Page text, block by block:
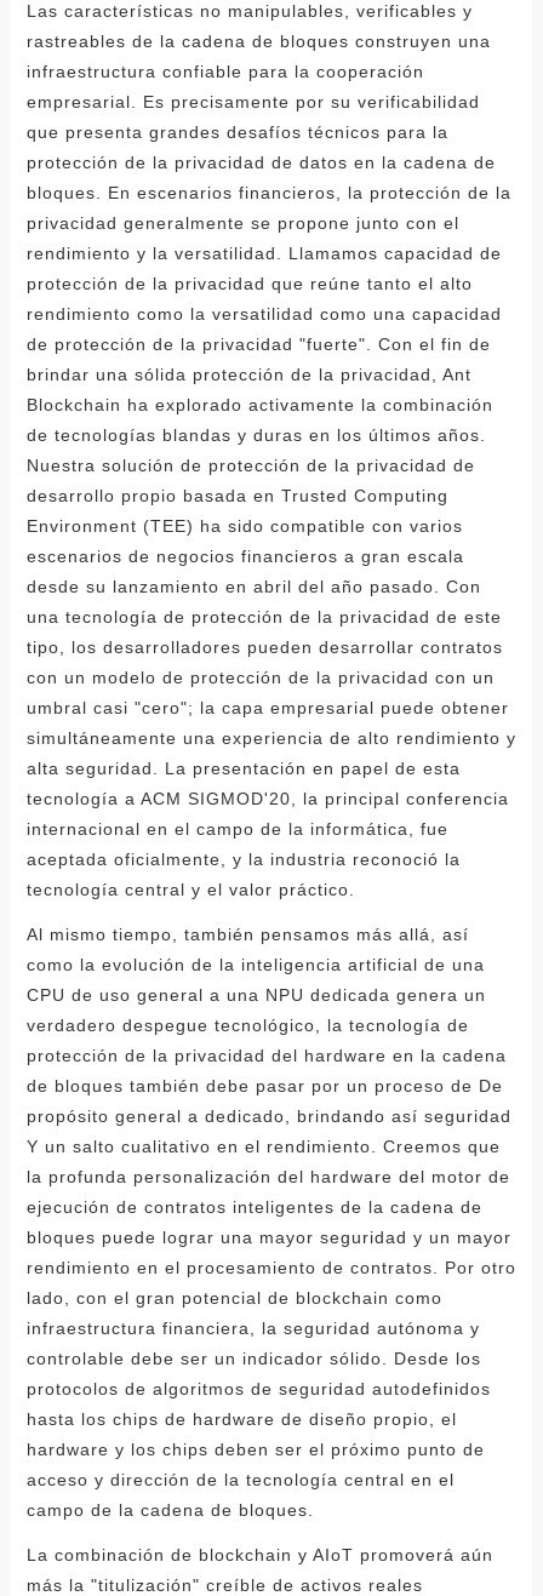
Las características no manipulables, verificables y
rastreables de la cadena de bloques construyen una
infraestructura confiable para la cooperación
empresarial. Es precisamente por su verificabilidad
que presenta grandes desafíos técnicos para la
protección de la privacidad de datos en la cadena de
bloques. En escenarios financieros, la protección de la
privacidad generalmente se propone junto con el
rendimiento y la versatilidad. Llamamos capacidad de
protección de la privacidad que reúne tanto el alto
rendimiento como la versatilidad como una capacidad
de protección de la privacidad "fuerte". Con el fin de
brindar una sólida protección de la privacidad, Ant
Blockchain ha explorado activamente la combinación
de tecnologías blandas y duras en los últimos años.
Nuestra solución de protección de la privacidad de
desarrollo propio basada en Trusted Computing
Environment (TEE) ha sido compatible con varios
escenarios de negocios financieros a gran escala
desde su lanzamiento en abril del año pasado. Con
una tecnología de protección de la privacidad de este
tipo, los desarrolladores pueden desarrollar contratos
con un modelo de protección de la privacidad con un
umbral casi "cero"; la capa empresarial puede obtener
simultáneamente una experiencia de alto rendimiento y
alta seguridad. La presentación en papel de esta
tecnología a ACM SIGMOD'20, la principal conferencia
internacional en el campo de la informática, fue
aceptada oficialmente, y la industria reconoció la
tecnología central y el valor práctico.
Al mismo tiempo, también pensamos más allá, así
como la evolución de la inteligencia artificial de una
CPU de uso general a una NPU dedicada genera un
verdadero despegue tecnológico, la tecnología de
protección de la privacidad del hardware en la cadena
de bloques también debe pasar por un proceso de De
propósito general a dedicado, brindando así seguridad
Y un salto cualitativo en el rendimiento. Creemos que
la profunda personalización del hardware del motor de
ejecución de contratos inteligentes de la cadena de
bloques puede lograr una mayor seguridad y un mayor
rendimiento en el procesamiento de contratos. Por otro
lado, con el gran potencial de blockchain como
infraestructura financiera, la seguridad autónoma y
controlable debe ser un indicador sólido. Desde los
protocolos de algoritmos de seguridad autodefinidos
hasta los chips de hardware de diseño propio, el
hardware y los chips deben ser el próximo punto de
acceso y dirección de la tecnología central en el
campo de la cadena de bloques.
La combinación de blockchain y AIoT promoverá aún
más la "titulización" creíble de activos reales